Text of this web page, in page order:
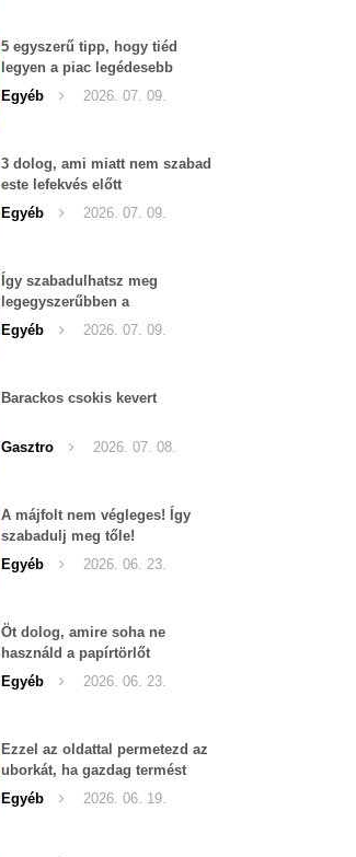
5 egyszerű tipp, hogy tiéd
legyen a piac legédesebb
görögdinnyéje
Egyéb 2026. 07. 09.
3 dolog, ami miatt nem szabad
este lefekvés előtt
görögdinnyét enni
Egyéb 2026. 07. 09.
Így szabadulhatsz meg
legegyszerűbben a
pucércsigáktól
Egyéb 2026. 07. 09.
Barackos csokis kevert
Gasztro 2026. 07. 08.
A májfolt nem végleges! Így
szabadulj meg tőle!
Egyéb
2026. 06. 23.
Öt dolog, amire soha ne
használd a papírtörlőt
Egyéb
2026. 06. 23.
Ezzel az oldattal permetezd az
uborkát, ha gazdag termést
szeretnél begyűjteni
Egyéb 2026. 06. 19.